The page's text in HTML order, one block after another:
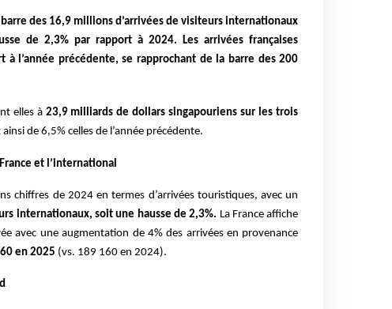
barre des 16,9 millions d’arrivées de visiteurs internationaux
de 2,3% par rapport à 2024. Les arrivées françaises
à l’année précédente, se rapprochant de la barre des 200
elles à 23,9 milliards de dollars singapouriens sur les trois
de 6,5% celles de l’année précédente.
et l’international
chiffres de 2024 en termes d’arrivées touristiques, avec un
internationaux, soit une hausse de 2,3%. La France affiche
avec une augmentation de 4% des arrivées en provenance
en 2025 (vs. 189 160 en 2024).